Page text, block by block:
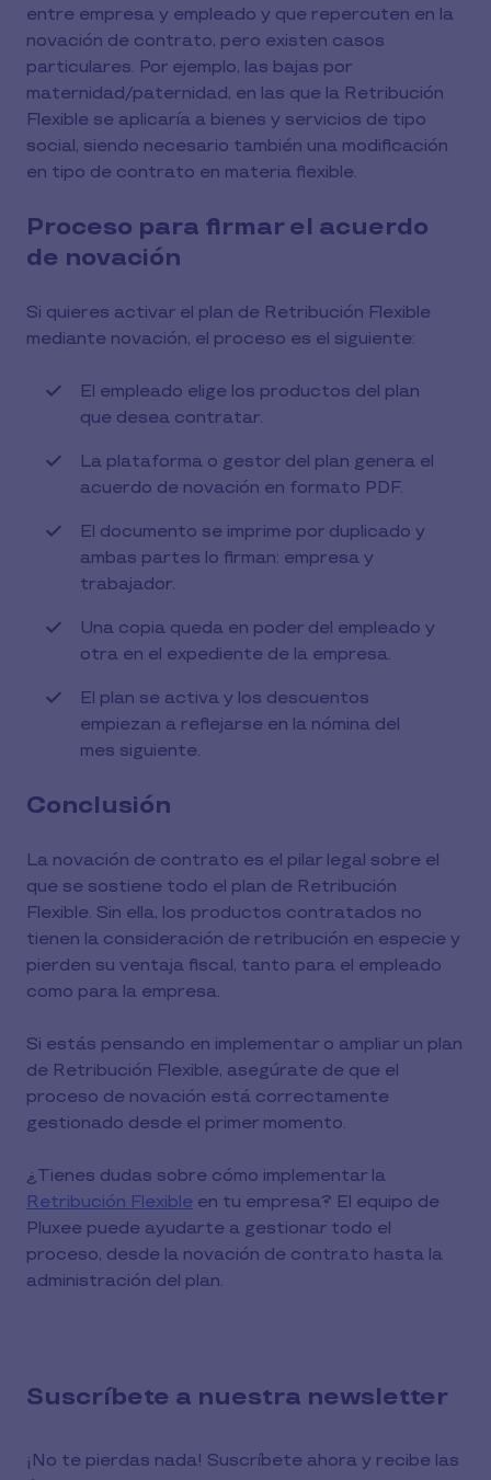
entre empresa y empleado y que repercuten en la
novación de contrato, pero existen casos
particulares. Por ejemplo, las bajas por
maternidad/paternidad, en las que la Retribución
Flexible se aplicaría a bienes y servicios de tipo
social, siendo necesario también una modificación
en tipo de contrato en materia flexible.
Proceso para firmar el acuerdo
de novación
Si quieres activar el plan de Retribución Flexible
mediante novación, el proceso es el siguiente:
El empleado elige los productos del plan
que desea contratar.
La plataforma o gestor del plan genera el
acuerdo de novación en formato PDF.
El documento se imprime por duplicado y
ambas partes lo firman: empresa y
trabajador.
Una copia queda en poder del empleado y
otra en el expediente de la empresa.
El plan se activa y los descuentos
empiezan a reflejarse en la nómina del
mes siguiente.
Conclusión
La novación de contrato es el pilar legal sobre el
que se sostiene todo el plan de Retribución
Flexible. Sin ella, los productos contratados no
tienen la consideración de retribución en especie y
pierden su ventaja fiscal, tanto para el empleado
como para la empresa.
Si estás pensando en implementar o ampliar un plan
de Retribución Flexible, asegúrate de que el
proceso de novación está correctamente
gestionado desde el primer momento.
¿Tienes dudas sobre cómo implementar la
Retribución Flexible en tu empresa? El equipo de
Pluxee puede ayudarte a gestionar todo el
proceso, desde la novación de contrato hasta la
administración del plan.
Suscríbete a nuestra newsletter
¡No te pierdas nada! Suscríbete ahora y recibe las